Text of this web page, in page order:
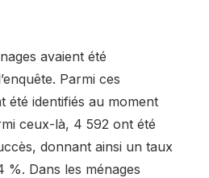
avaient été
Parmi ces
été identifiés au moment
ceux-là, 4 592 ont été
donnant ainsi un taux
%. Dans les ménages